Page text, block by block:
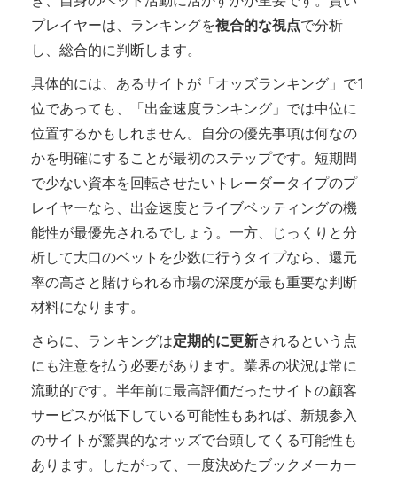
プレイヤーは、ランキングを複合的な視点で分析
し、総合的に判断します。
具体的には、あるサイトが「オッズランキング」で1
位であっても、「出金速度ランキング」では中位に
位置するかもしれません。自分の優先事項は何なの
かを明確にすることが最初のステップです。短期間
で少ない資本を回転させたいトレーダータイプのプ
レイヤーなら、出金速度とライブベッティングの機
能性が最優先されるでしょう。一方、じっくりと分
析して大口のベットを少数に行うタイプなら、還元
率の高さと賭けられる市場の深度が最も重要な判断
材料になります。
さらに、ランキングは定期的に更新されるという点
にも注意を払う必要があります。業界の状況は常に
流動的です。半年前に最高評価だったサイトの顧客
サービスが低下している可能性もあれば、新規参入
のサイトが驚異的なオッズで台頭してくる可能性も
あります。したがって、一度決めたブックメーカー